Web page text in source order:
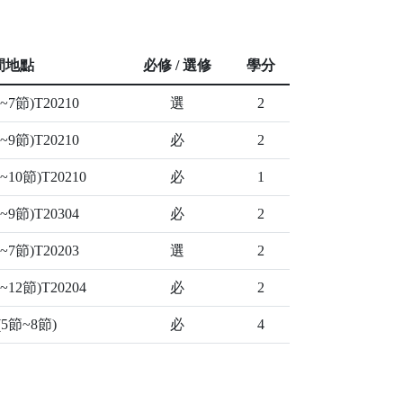
地點 必修 / 選修 學分
節)T20210 選 2
節)T20210 必 2
節)T20210 必 1
節)T20304 必 2
節)T20203 選 2
節)T20204 必 2
節~8節) 必 4